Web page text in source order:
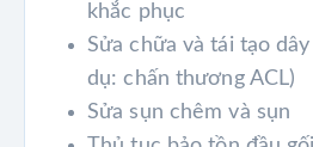
khắc phục
Sửa chữa và tái tạo
dụ: chấn thương ACL)
Sửa sụn chêm và sụn